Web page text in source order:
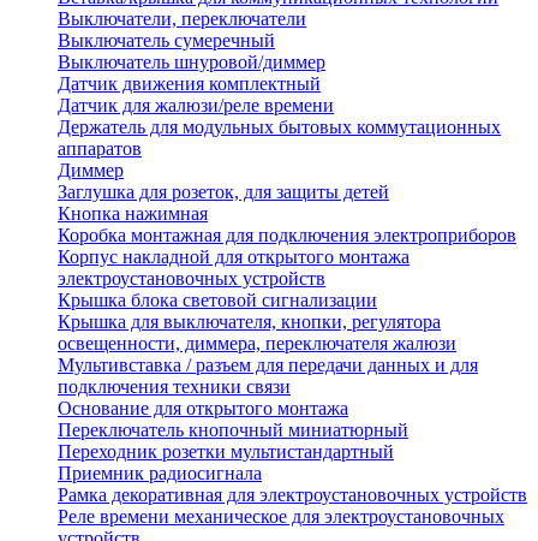
Выключатели, переключатели
Выключатель сумеречный
Выключатель шнуровой/диммер
Датчик движения комплектный
Датчик для жалюзи/реле времени
Держатель для модульных бытовых коммутационных
аппаратов
Диммер
Заглушка для розеток, для защиты детей
Кнопка нажимная
Коробка монтажная для подключения электроприборов
Корпус накладной для открытого монтажа
электроустановочных устройств
Крышка блока световой сигнализации
Крышка для выключателя, кнопки, регулятора
освещенности, диммера, переключателя жалюзи
Мультивставка / разъем для передачи данных и для
подключения техники связи
Основание для открытого монтажа
Переключатель кнопочный миниатюрный
Переходник розетки мультистандартный
Приемник радиосигнала
Рамка декоративная для электроустановочных устройств
Реле времени механическое для электроустановочных